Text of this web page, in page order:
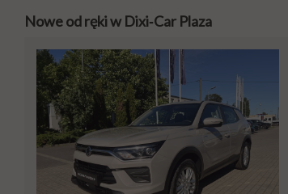
Nowe od ręki w Dixi‑Car Plaza